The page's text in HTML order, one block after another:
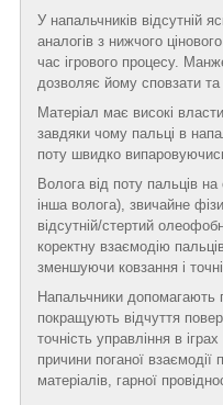
У напальчників відсутній
аналогів з нижчого
час ігрового процесу.
дозволяє йому сповзати та
Матеріал має високі
завдяки чому пальці в
поту швидко
Волога від поту пальців на
інша волога), звичайне
відсутній/стертий
коректну взаємодію
зменшуючи ковзання і
Напальчники допомагають
покращують відчуття
точність управління в
причини поганої
матеріалів, гарної